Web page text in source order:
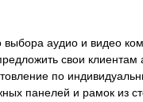
аудио и видео
свои клиентам
по
панелей и рамок из